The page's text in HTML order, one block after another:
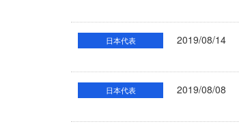
日本代表 2019/08/14
日本代表 2019/08/08